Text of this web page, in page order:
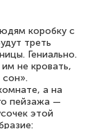
коробку с
треть
Гениально.
не кровать,
а на
пейзажа —
этой